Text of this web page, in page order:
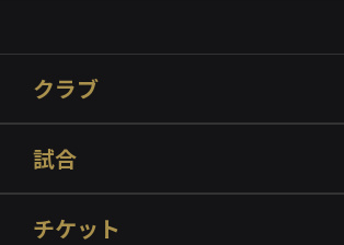
クラブ
試合
チケット